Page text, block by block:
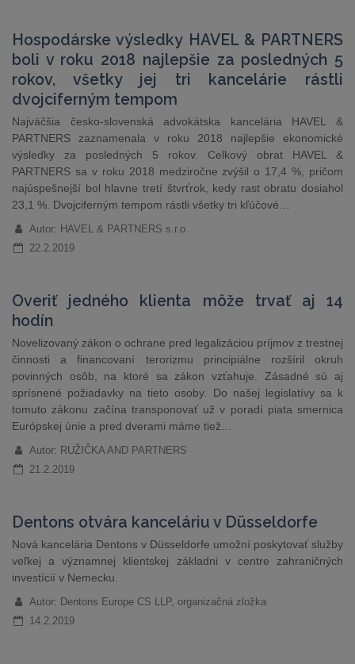
Hospodárske výsledky HAVEL & PARTNERS
boli v roku 2018 najlepšie za posledných 5
rokov, všetky jej tri kancelárie rástli
dvojciferným tempom
Najväčšia česko-slovenská advokátska kancelária HAVEL &
PARTNERS zaznamenala v roku 2018 najlepšie ekonomické
výsledky za posledných 5 rokov. Celkový obrat HAVEL &
PARTNERS sa v roku 2018 medziročne zvýšil o 17,4 %, pričom
najúspešnejší bol hlavne tretí štvrťrok, kedy rast obratu dosiahol
23,1 %. Dvojciferným tempom rástli všetky tri kľúčové…
Autor: HAVEL & PARTNERS s.r.o.
22.2.2019
Overiť jedného klienta môže trvať aj 14
hodín
Novelizovaný zákon o ochrane pred legalizáciou príjmov z trestnej
činnosti a financovaní terorizmu principiálne rozšíril okruh
povinných osôb, na ktoré sa zákon vzťahuje. Zásadné sú aj
sprísnené požiadavky na tieto osoby. Do našej legislatívy sa k
tomuto zákonu začína transponovať už v poradí piata smernica
Európskej únie a pred dverami máme tiež…
Autor: RUŽIČKA AND PARTNERS
21.2.2019
Dentons otvára kanceláriu v Düsseldorfe
Nová kancelária Dentons v Düsseldorfe umožní poskytovať služby
veľkej a významnej klientskej základni v centre zahraničných
investícií v Nemecku.
Autor: Dentons Europe CS LLP, organizačná zložka
14.2.2019